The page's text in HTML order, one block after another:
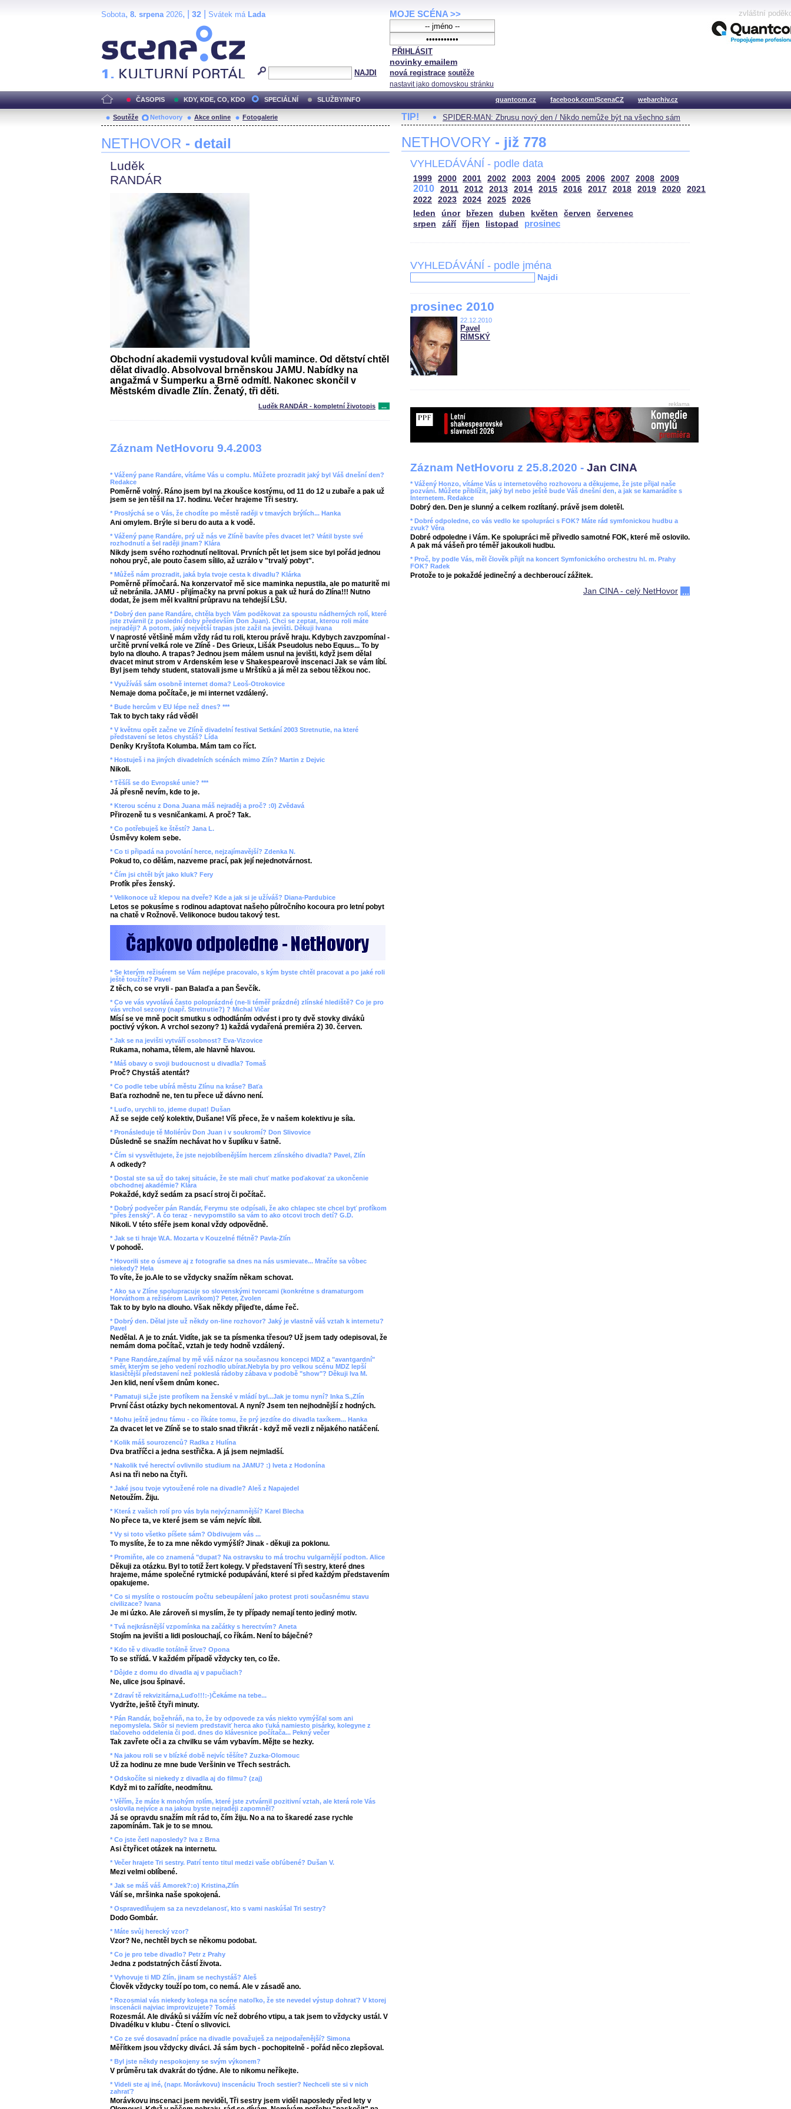
Sobota, 8. srpena2026, | 32 Svátek má Lada
NAJDI
MOJE SCÉNA >>
PŘIHLÁSIT
novinky emailem
nová registrace soutěže
nastavit jako domovskou stránku
zvláštní
ČASOPIS KDY, KDE, CO, KDO SPECIÁLNÍ SLUŽBY/INFO quantcom.cz facebook.com/ScenaCZ webarchiv.cz
Soutěže Nethovory Akce online Fotogalerie
NETHOVOR - detail
Luděk
RANDÁR
Obchodní akademii vystudoval kvůli mamince. Od dětství chtěl
dělat divadlo. Absolvoval brněnskou JAMU. Nabídky na
angažmá v Šumperku a Brně odmítl. Nakonec skončil v
Městském divadle Zlín. Ženatý, tři děti.
Luděk RANDÁR - kompletní životopis ...
Záznam NetHovoru 9.4.2003
* Vážený pane Randáre, vítáme Vás u complu. Můžete prozradit jaký byl Váš dnešní den?
Redakce
Poměrně volný. Ráno jsem byl na zkoušce kostýmu, od 11 do 12 u zubaře a pak už
jsem se jen těšil na 17. hodinu. Večer hrajeme Tři sestry.
* Proslýchá se o Vás, že chodíte po městě raději v tmavých brýlích... Hanka
Ani omylem. Brýle si beru do auta a k vodě.
* Vážený pane Randáre, prý už nás ve Zlíně bavíte přes dvacet let? Vrátil byste své
rozhodnutí a šel raději jinam? Klára
Nikdy jsem svého rozhodnutí nelitoval. Prvních pět let jsem sice byl pořád jednou
nohou pryč, ale pouto časem sílilo, až uzrálo v "trvalý pobyt".
* Můžeš nám prozradit, jaká byla tvoje cesta k divadlu? Klárka
Poměrně přímočará. Na konzervatoř mě sice maminka nepustila, ale po maturitě mi
už nebránila. JAMU - přijímačky na první pokus a pak už hurá do Zlína!!! Nutno
dodat, že jsem měl kvalitní průpravu na tehdejší LŠU.
* Dobrý den pane Randáre, chtěla bych Vám poděkovat za spoustu nádherných rolí, které
jste ztvárnil (z poslední doby především Don Juan). Chci se zeptat, kterou roli máte
nejraději? A potom, jaký největší trapas jste zažil na jevišti. Děkuji Ivana
V naprosté většině mám vždy rád tu roli, kterou právě hraju. Kdybych zavzpomínal -
určitě první velká role ve Zlíně - Des Grieux, Lišák Pseudolus nebo Equus... To by
bylo na dlouho. A trapas? Jednou jsem málem usnul na jevišti, když jsem dělal
dvacet minut strom v Ardenském lese v Shakespearově inscenaci Jak se vám líbí.
Byl jsem tehdy student, statovali jsme u Mrštíků a já měl za sebou těžkou noc.
* Využíváš sám osobně internet doma? Leoš-Otrokovice
Nemaje doma počítače, je mi internet vzdálený.
* Bude hercům v EU lépe než dnes? ***
Tak to bych taky rád věděl
* V květnu opět začne ve Zlíně divadelní festival Setkání 2003 Stretnutie, na které
představení se letos chystáš? Lída
Deníky Kryštofa Kolumba. Mám tam co říct.
* Hostuješ i na jiných divadelních scénách mimo Zlín? Martin z Dejvic
Nikoli.
* Těšíš se do Evropské unie? ***
Já přesně nevím, kde to je.
* Kterou scénu z Dona Juana máš nejraděj a proč? :0) Zvědavá
Přirozeně tu s vesničankami. A proč? Tak.
* Co potřebuješ ke štěstí? Jana L.
Úsměvy kolem sebe.
* Co ti připadá na povolání herce, nejzajímavější? Zdenka N.
Pokud to, co dělám, nazveme prací, pak její nejednotvárnost.
* Čím jsi chtěl být jako kluk? Fery
Profík přes ženský.
* Velikonoce už klepou na dveře? Kde a jak si je užíváš? Diana-Pardubice
Letos se pokusíme s rodinou adaptovat našeho půlročního kocoura pro letní pobyt
na chatě v Rožnově. Velikonoce budou takový test.
* Se kterým režisérem se Vám nejlépe pracovalo, s kým byste chtěl pracovat a po jaké roli
ještě toužíte? Pavel
Z těch, co se vryli - pan Balaďa a pan Ševčík.
* Co ve vás vyvolává často poloprázdné (ne-li téměř prázdné) zlínské hlediště? Co je pro
vás vrchol sezony (např. Stretnutie?) ? Michal Vičar
Mísí se ve mně pocit smutku s odhodláním odvést i pro ty dvě stovky diváků
poctivý výkon. A vrchol sezony? 1) každá vydařená premiéra 2) 30. červen.
* Jak se na jevišti vytváří osobnost? Eva-Vizovice
Rukama, nohama, tělem, ale hlavně hlavou.
* Máš obavy o svoji budoucnost u divadla? Tomaš
Proč? Chystáš atentát?
* Co podle tebe ubírá městu Zlínu na kráse? Baťa
Baťa rozhodně ne, ten tu přece už dávno není.
* Luďo, urychli to, jdeme dupat! Dušan
Až se sejde celý kolektiv, Dušane! Víš přece, že v našem kolektivu je síla.
* Pronásleduje tě Moliérův Don Juan i v soukromí? Don Slivovice
Důsledně se snažím nechávat ho v šuplíku v šatně.
* Čím si vysvětlujete, že jste nejoblíbenějším hercem zlínského divadla? Pavel, Zlín
A odkedy?
* Dostal ste sa už do takej situácie, že ste mali chuť matke poďakovať za ukončenie
obchodnej akadémie? Klára
Pokaždé, když sedám za psací stroj či počítač.
* Dobrý podvečer pán Randár, Ferymu ste odpísali, že ako chlapec ste chcel byť profíkom
"přes ženský". A čo teraz - nevypomstilo sa vám to ako otcovi troch detí? G.D.
Nikoli. V této sféře jsem konal vždy odpovědně.
* Jak se ti hraje W.A. Mozarta v Kouzelné flétně? Pavla-Zlín
V pohodě.
* Hovorili ste o úsmeve aj z fotografie sa dnes na nás usmievate... Mračíte sa vôbec
niekedy? Hela
To víte, že jo.Ale to se vždycky snažím někam schovat.
* Ako sa v Zlíne spolupracuje so slovenskými tvorcami (konkrétne s dramaturgom
Horváthom a režisérom Lavríkom)? Peter, Zvolen
Tak to by bylo na dlouho. Však někdy přijeďte, dáme řeč.
* Dobrý den. Dělal jste už někdy on-line rozhovor? Jaký je vlastně váš vztah k internetu?
Pavel
Nedělal. A je to znát. Vidíte, jak se ta písmenka třesou? Už jsem tady odepisoval, že
nemám doma počítač, vztah je tedy hodně vzdálený.
* Pane Randáre,zajímal by mě váš názor na současnou koncepci MDZ a "avantgardní"
směr, kterým se jeho vedení rozhodlo ubírat.Nebyla by pro velkou scénu MDZ lepší
klasičtější představení než pokleslá rádoby zábava v podobě "show"? Děkuji Iva M.
Jen klid, není všem dnům konec.
* Pamatuji si,že jste profíkem na ženské v mládí byl...Jak je tomu nyní? Inka S.,Zlín
První část otázky bych nekomentoval. A nyní? Jsem ten nejhodnější z hodných.
* Mohu ještě jednu fámu - co říkáte tomu, že prý jezdíte do divadla taxíkem... Hanka
Za dvacet let ve Zlíně se to stalo snad třikrát - když mě vezli z nějakého natáčení.
* Kolik máš sourozenců? Radka z Hulína
Dva bratříčci a jedna sestřička. A já jsem nejmladší.
* Nakolik tvé herectví ovlivnilo studium na JAMU? :) Iveta z Hodonína
Asi na tři nebo na čtyři.
* Jaké jsou tvoje vytoužené role na divadle? Aleš z Napajedel
Netoužím. Žiju.
* Která z vašich rolí pro vás byla nejvýznamnější? Karel Blecha
No přece ta, ve které jsem se vám nejvíc líbil.
* Vy si toto všetko píšete sám? Obdivujem vás ...
To myslíte, že to za mne někdo vymýšlí? Jinak - děkuji za poklonu.
* Promiňte, ale co znamená "dupat? Na ostravsku to má trochu vulgarnější podton. Alice
Děkuji za otázku. Byl to totiž žert kolegy. V představení Tři sestry, které dnes
hrajeme, máme společné rytmické podupávání, které si před každým představením
opakujeme.
* Co si myslíte o rostoucím počtu sebeupálení jako protest proti současnému stavu
civilizace? Ivana
Je mi úzko. Ale zároveň si myslím, že ty případy nemají tento jediný motiv.
* Tvá nejkrásnější vzpomínka na začátky s herectvím? Aneta
Stojím na jevišti a lidi poslouchají, co říkám. Není to báječné?
* Kdo tě v divadle totálně štve? Opona
To se střídá. V každém případě vždycky ten, co lže.
* Dôjde z domu do divadla aj v papučiach?
Ne, ulice jsou špinavé.
* Zdraví tě rekvizitárna,Luďo!!!:-)Čekáme na tebe...
Vydržte, ještě čtyři minuty.
* Pán Randár, božehráň, na to, že by odpovede za vás niekto vymýšľal som ani
nepomyslela. Skôr si neviem predstaviť herca ako ťuká namiesto pisárky, kolegyne z
tlačoveho oddelenia či pod. dnes do klávesnice počítača... Pekný večer
Tak zavřete oči a za chvilku se vám vybavím. Mějte se hezky.
* Na jakou roli se v blízké době nejvíc těšíte? Zuzka-Olomouc
Už za hodinu ze mne bude Veršinin ve Třech sestrách.
* Odskočíte si niekedy z divadla aj do filmu? (zaj)
Když mi to zařídíte, neodmítnu.
* Věřím, že máte k mnohým rolím, které jste zvtvárnil pozitivní vztah, ale která role Vás
oslovila nejvíce a na jakou byste nejraději zapomněl?
Já se opravdu snažím mít rád to, čím žiju. No a na to škaredé zase rychle
zapomínám. Tak je to se mnou.
* Co jste četl naposledy? Iva z Brna
Asi čtyřicet otázek na internetu.
* Večer hrajete Tri sestry. Patrí tento titul medzi vaše obľúbené? Dušan V.
Mezi velmi oblíbené.
* Jak se máš váš Amorek?:o) Kristina,Zlín
Válí se, mršinka naše spokojená.
* Ospravedlňujem sa za nevzdelanosť, kto s vami naskúšal Tri sestry?
Dodo Gombár.
* Máte svůj herecký vzor?
Vzor? Ne, nechtěl bych se někomu podobat.
* Co je pro tebe divadlo? Petr z Prahy
Jedna z podstatných částí života.
* Vyhovuje ti MD Zlín, jinam se nechystáš? Aleš
Člověk vždycky touží po tom, co nemá. Ale v zásadě ano.
* Rozosmial vás niekedy kolega na scéne natoľko, že ste nevedel výstup dohrať? V ktorej
inscenácii najviac improvizujete? Tomáš
Rozesmál. Ale diváků si vážím víc než dobrého vtipu, a tak jsem to vždycky ustál. V
Divadélku v klubu - Čtení o slivovici.
* Co ze své dosavadní práce na divadle považuješ za nejpodařenější? Simona
Měřítkem jsou vždycky diváci. Já sám bych - pochopitelně - pořád něco zlepšoval.
* Byl jste někdy nespokojeny se svým výkonem?
V průměru tak dvakrát do týdne. Ale to nikomu neříkejte.
* Videli ste aj iné, (napr. Morávkovu) inscenáciu Troch sestier? Nechceli ste si v nich
zahrať?
Morávkovu inscenaci jsem neviděl, Tři sestry jsem viděl naposledy před lety v
TIP! SPIDER-MAN: Zbrusu nový den / Nikdo nemůže být na všechno sám
NETHOVORY - již 778
VYHLEDÁVÁNÍ - podle data
1999 2000 2001 2002 2003 2004 2005 2006 2007 2008 2009
2010 2011 2012 2013 2014 2015 2016 2017 2018 2019 2020
2021
2022
2023 2024 2025
2026
leden
únor březen duben květen červen
červenec
srpen
září říjen listopad prosinec
VYHLEDÁVÁNÍ - podle jména
Najdi
prosinec 2010
22.12.2010
Pavel
RÍMSKÝ
reklama
Záznam NetHovoru z 25.8.2020 - Jan CINA
* Vážený Honzo, vítáme Vás u internetového rozhovoru a děkujeme, že jste přijal naše
pozvání. Můžete přiblížit, jaký byl nebo ještě bude Váš dnešní den, a jak se kamarádíte s
Internetem. Redakce
Dobrý den. Den je slunný a celkem rozlítaný. právě jsem doletěl.
* Dobré odpoledne, co vás vedlo ke spolupráci s FOK? Máte rád symfonickou hudbu a
zvuk? Věra
Dobré odpoledne i Vám. Ke spolupráci mě přivedlo samotné FOK, které mě oslovilo.
A pak má vášeň pro téměř jakoukoli hudbu.
* Proč, by podle Vás, měl člověk přijít na koncert Symfonického orchestru hl. m. Prahy
FOK? Radek
Protože to je pokaždé jedinečný a dechberoucí zážitek.
Jan CINA - celý NetHovor